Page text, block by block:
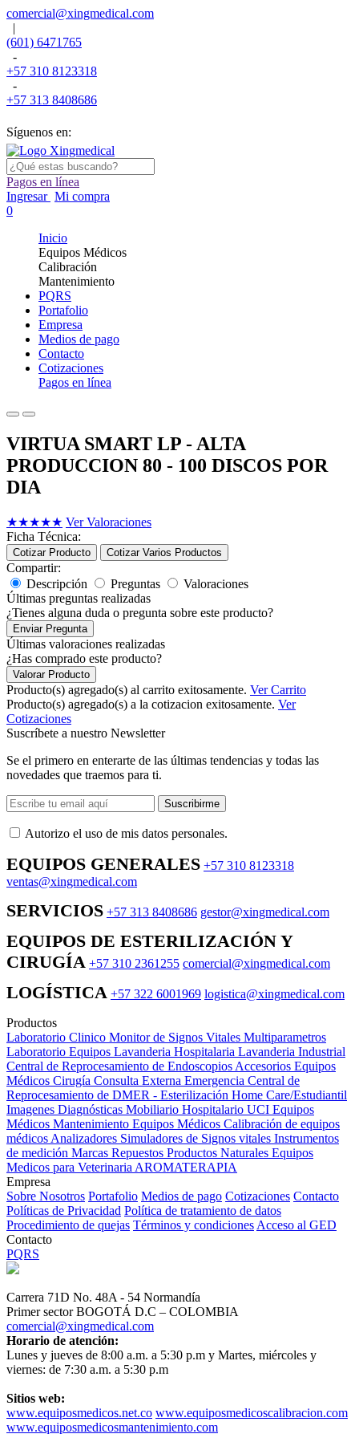
comercial@xingmedical.com
|
(601) 6471765
-
+57 310 8123318
-
+57 313 8408686
Síguenos en:
Pagos en línea
Ingresar Mi compra
0
Inicio
Equipos Médicos
Calibración
Mantenimiento
PQRS
Portafolio
Empresa
Medios de pago
Contacto
Cotizaciones
Pagos en línea
VIRTUA SMART LP - ALTA
PRODUCCION 80 - 100 DISCOS POR
DIA
★★★★★ Ver Valoraciones
Ficha Técnica:
Cotizar Producto Cotizar Varios Productos
Compartir:
Descripción
Preguntas
Valoraciones
Últimas preguntas realizadas
¿Tienes alguna duda o pregunta sobre este producto?
Enviar Pregunta
Últimas valoraciones realizadas
¿Has comprado este producto?
Valorar Producto
Producto(s) agregado(s) al carrito exitosamente. Ver Carrito
Producto(s) agregado(s) a la cotizacion exitosamente. Ver
Cotizaciones
Suscríbete a nuestro Newsletter
Se el primero en enterarte de las últimas tendencias y todas las
novedades que traemos para ti.
Suscribirme
Autorizo ​​el uso de mis datos personales.
EQUIPOS GENERALES +57 310 8123318
ventas@xingmedical.com
SERVICIOS +57 313 8408686 gestor@xingmedical.com
EQUIPOS DE ESTERILIZACIÓN Y
CIRUGÍA +57 310 2361255 comercial@xingmedical.com
LOGÍSTICA +57 322 6001969 logistica@xingmedical.com
Productos
Laboratorio Clinico Monitor de Signos Vitales Multiparametros
Laboratorio Equipos Lavanderia Hospitalaria Lavanderia Industrial
Central de Reprocesamiento de Endoscopios Accesorios Equipos
Médicos Cirugía Consulta Externa Emergencia Central de
Reprocesamiento de DMER - Esterilización Home Care/Estudiantil
Imagenes Diagnósticas Mobiliario Hospitalario UCI Equipos
Médicos Mantenimiento Equipos Médicos Calibración de equipos
médicos Analizadores Simuladores de Signos vitales Instrumentos
de medición Marcas Repuestos Productos Naturales Equipos
Medicos para Veterinaria AROMATERAPIA
Empresa
Sobre Nosotros Portafolio Medios de pago Cotizaciones Contacto
Políticas de Privacidad Política de tratamiento de datos
Procedimiento de quejas Términos y condiciones Acceso al GED
Contacto
PQRS
Carrera 71D No. 48A - 54 Normandía
Primer sector BOGOTÁ D.C – COLOMBIA
comercial@xingmedical.com
Horario de atención:
Lunes y jueves de 8:00 a.m. a 5:30 p.m y Martes, miércoles y
viernes: de 7:30 a.m. a 5:30 p.m
Sitios web:
www.equiposmedicos.net.co www.equiposmedicoscalibracion.com
www.equiposmedicosmantenimiento.com